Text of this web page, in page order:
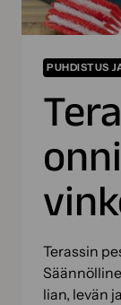
PUHDISTUS
Terassin
lian, levän